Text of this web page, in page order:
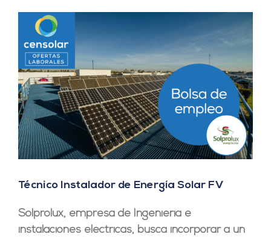
imagen
más
grande
Técnico Instalador de Energía Solar FV
Solprolux, empresa de Ingeniería e
instalaciones eléctricas, busca incorporar a un